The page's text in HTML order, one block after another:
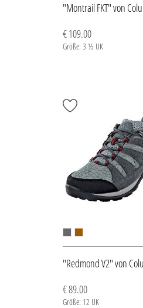
"Montrail FKT" von
€ 109.00
Größe: 3 ½ UK
"Redmond V2" von
€ 89.00
Größe: 12 UK